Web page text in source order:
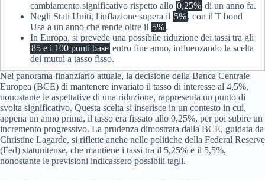
cambiamento significativo rispetto allo 0,25% di un anno fa.
Negli Stati Uniti, l'inflazione supera il 5%, con il T bond
Usa a un anno che rende oltre il 5%.
In Europa, si prevede una possibile riduzione dei tassi tra gli
85 e i 100 punti base entro fine anno, influenzando la scelta
dei mutui a tasso fisso.
Nel panorama finanziario attuale, la decisione della Banca Centrale
Europea (BCE) di mantenere invariato il tasso di interesse al 4,5%,
nonostante le aspettative di una riduzione, rappresenta un punto di
svolta significativo. Questa scelta si inserisce in un contesto in cui,
appena un anno prima, il tasso era fissato allo 0,25%, per poi subire un
incremento progressivo. La prudenza dimostrata dalla BCE, guidata da
Christine Lagarde, si riflette anche nelle politiche della Federal Reserve
(Fed) statunitense, che mantiene i tassi tra il 5,25% e il 5,5%,
nonostante le previsioni indicassero possibili tagli.